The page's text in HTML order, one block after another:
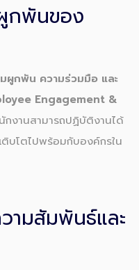
กพันของ
ผูกพัน ความร่วมมือ และ
Engagement &
กงานสามารถปฏิบัติงานได้
บโตไปพร้อมกับองค์กรใน
ามสัมพันธ์และ